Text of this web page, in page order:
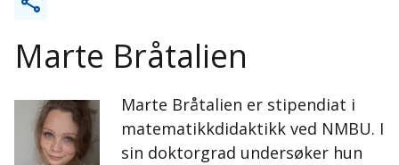
Marte Bråtalien
Marte Bråtalien er stipendiat i
matematikkdidaktikk ved NMBU. I
sin doktorgrad undersøker hun